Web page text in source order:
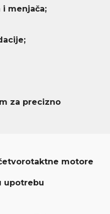
menjača;
za precizno
motore
upotrebu